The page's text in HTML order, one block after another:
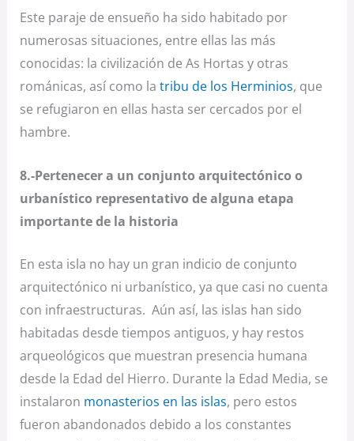
Este paraje de ensueño ha sido habitado por
numerosas situaciones, entre ellas las más
conocidas: la civilización de As Hortas y otras
románicas, así como la tribu de los Herminios, que
se refugiaron en ellas hasta ser cercados por el
hambre.
8.-Pertenecer a un conjunto arquitectónico o
urbanístico representativo de alguna etapa
importante de la historia
En esta isla no hay un gran indicio de conjunto
arquitectónico ni urbanístico, ya que casi no cuenta
con infraestructuras. Aún así, las islas han sido
habitadas desde tiempos antiguos, y hay restos
arqueológicos que muestran presencia humana
desde la Edad del Hierro. Durante la Edad Media, se
instalaron monasterios en las islas, pero estos
fueron abandonados debido a los constantes